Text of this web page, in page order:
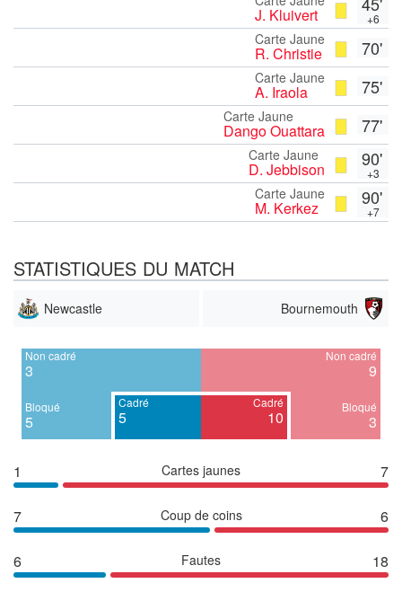
+6
J. Kluivert
70'
Carte Jaune
R. Christie
75'
Carte Jaune
A. Iraola
77'
Carte Jaune
Dango Ouattara
90'
+3
Carte Jaune
D. Jebbison
90'
+7
Carte Jaune
M. Kerkez
STATISTIQUES DU MATCH
Newcastle Bournemouth
Non cadré
3
Bloqué
5
Cadré
5
Cadré
10
Non cadré
9
Bloqué
3
1 Cartes jaunes 7
7 Coup de coins 6
6 Fautes 18